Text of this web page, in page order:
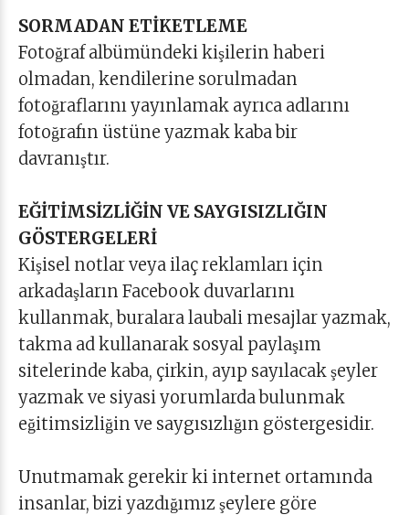
SORMADAN ETİKETLEME
Fotoğraf albümündeki kişilerin haberi
olmadan, kendilerine sorulmadan
fotoğraflarını yayınlamak ayrıca adlarını
fotoğrafın üstüne yazmak kaba bir
davranıştır.
EĞİTİMSİZLİĞİN VE SAYGISIZLIĞIN
GÖSTERGELERİ
Kişisel notlar veya ilaç reklamları için
arkadaşların Facebook duvarlarını
kullanmak, buralara laubali mesajlar yazmak,
takma ad kullanarak sosyal paylaşım
sitelerinde kaba, çirkin, ayıp sayılacak şeyler
yazmak ve siyasi yorumlarda bulunmak
eğitimsizliğin ve saygısızlığın göstergesidir.
Unutmamak gerekir ki internet ortamında
insanlar, bizi yazdığımız şeylere göre